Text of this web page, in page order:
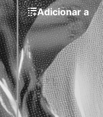
Adicionar a